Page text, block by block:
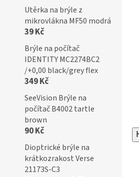
Utěrka na brýle z
mikrovlákna MF50 modrá
39 Kč
Brýle na počítač
IDENTITY MC2274BC2
/+0,00 black/grey flex
349 Kč
SeeVision Brýle na
počítač B4002 tartle
brown
90 Kč
Dioptrické brýle na
krátkozrakost Verse
21173S-C3